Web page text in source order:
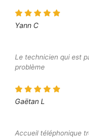
Yann C
Le technicien qui est
problème
Gaëtan L
Accueil téléphonique